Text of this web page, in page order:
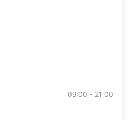
09:00 - 21:00